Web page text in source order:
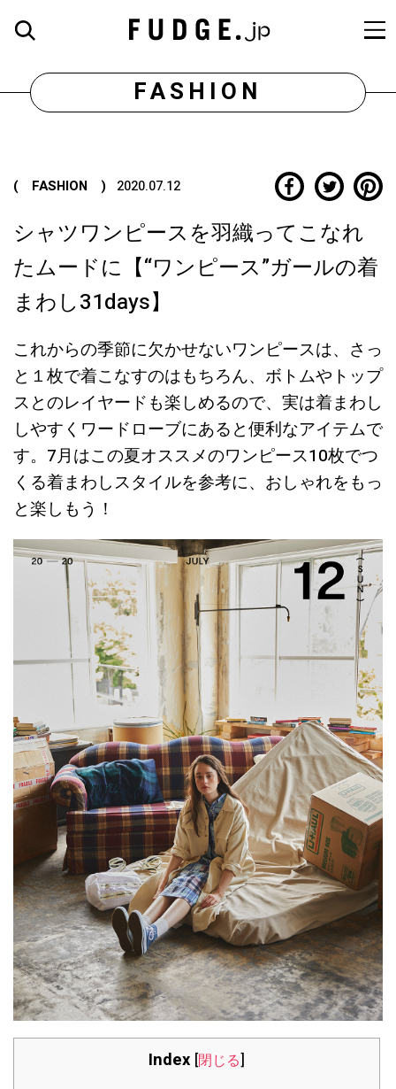
FASHION
( FASHION ) 2020.07.12
シャツワンピースを羽織ってこなれ
たムードに【“ワンピース”ガールの着
まわし31days】
これからの季節に欠かせないワンピースは、さっ
と１枚で着こなすのはもちろん、ボトムやトップ
スとのレイヤードも楽しめるので、実は着まわし
しやすくワードローブにあると便利なアイテムで
す。7月はこの夏オススメのワンピース10枚でつ
くる着まわしスタイルを参考に、おしゃれをもっ
と楽しもう！
Index [閉じる]